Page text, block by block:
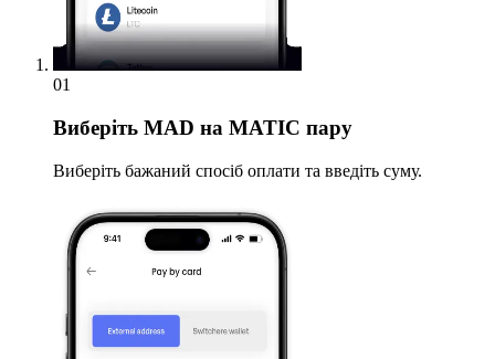
01
Виберіть MAD на MATIC пару
Виберіть бажаний спосіб оплати та введіть суму.